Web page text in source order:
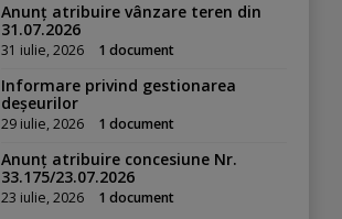
Anunț atribuire vânzare teren din
31.07.2026
31 iulie, 2026 1 document
Informare privind gestionarea
deșeurilor
29 iulie, 2026 1 document
Anunț atribuire concesiune Nr.
33.175/23.07.2026
23 iulie, 2026 1 document